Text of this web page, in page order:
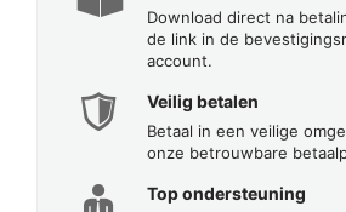
Download direct na
de link in de
account.
Veilig betalen
Betaal in een veilige
onze betrouwbare
Top ondersteuning